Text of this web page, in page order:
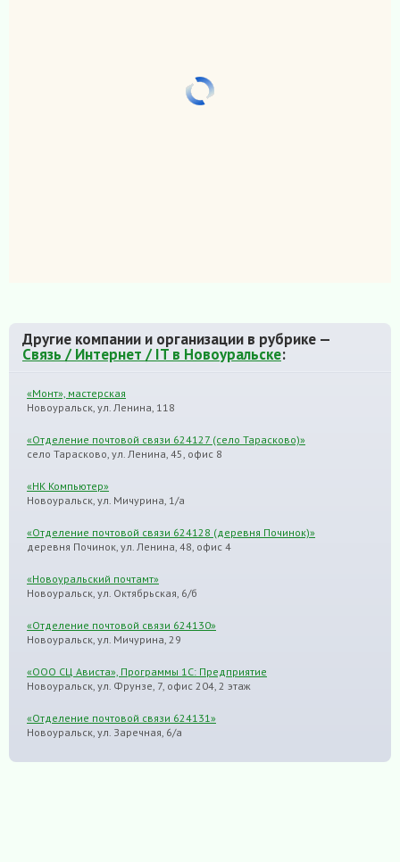
Другие компании и организации в рубрике —
Связь / Интернет / IT в Новоуральске:
«Монт», мастерская
Новоуральск, ул. Ленина, 118
«Отделение почтовой связи 624127 (село Тарасково)»
село Тарасково, ул. Ленина, 45, офис 8
«НК Компьютер»
Новоуральск, ул. Мичурина, 1/а
«Отделение почтовой связи 624128 (деревня Починок)»
деревня Починок, ул. Ленина, 48, офис 4
«Новоуральский почтамт»
Новоуральск, ул. Октябрьская, 6/б
«Отделение почтовой связи 624130»
Новоуральск, ул. Мичурина, 29
«ООО СЦ Ависта», Программы 1С: Предприятие
Новоуральск, ул. Фрунзе, 7, офис 204, 2 этаж
«Отделение почтовой связи 624131»
Новоуральск, ул. Заречная, 6/а